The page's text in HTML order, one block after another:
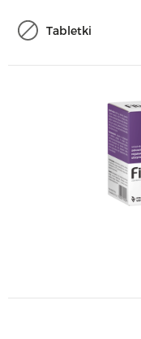
Tabletki